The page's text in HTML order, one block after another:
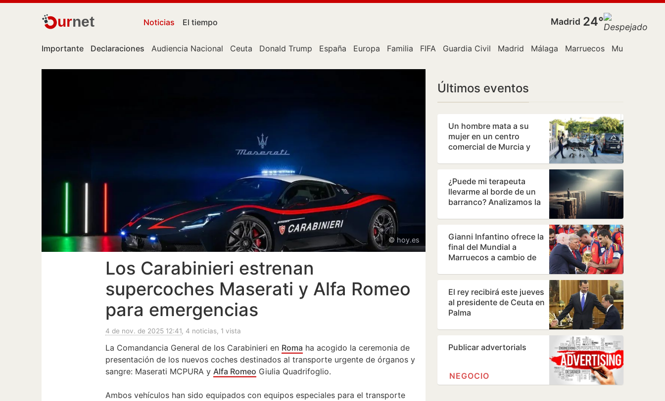
urnet Noticias El tiempo Madrid 24°
Importante Declaraciones Audiencia Nacional Ceuta Donald Trump España Europa Familia FIFA Guardia Civil Madrid Málaga Marruecos Murcia
© hoy.es
Los Carabinieri estrenan
supercoches Maserati y Alfa Romeo
para emergencias
4 de nov. de 2025 12:41, 4 noticias, 1 vista
La Comandancia General de los Carabinieri en Roma ha acogido la ceremonia de
presentación de los nuevos coches destinados al transporte urgente de órganos y
sangre: Maserati MCPURA y Alfa Romeo Giulia Quadrifoglio.
Ambos vehículos han sido equipados con equipos especiales para el transporte
Últimos eventos
Un hombre mata a su
mujer en un centro
comercial de Murcia y
¿Puede mi terapeuta
llevarme al borde de un
barranco? Analizamos la
Gianni Infantino ofrece la
final del Mundial a
Marruecos a cambio de
continuidad,…
El rey recibirá este jueves
al presidente de Ceuta en
Palma
Publicar advertorials
NEGOCIO